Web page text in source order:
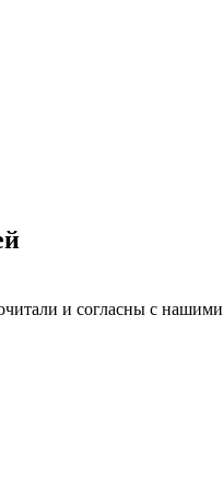
и согласны с нашими